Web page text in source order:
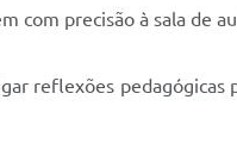
com precisão à sala de
reflexões